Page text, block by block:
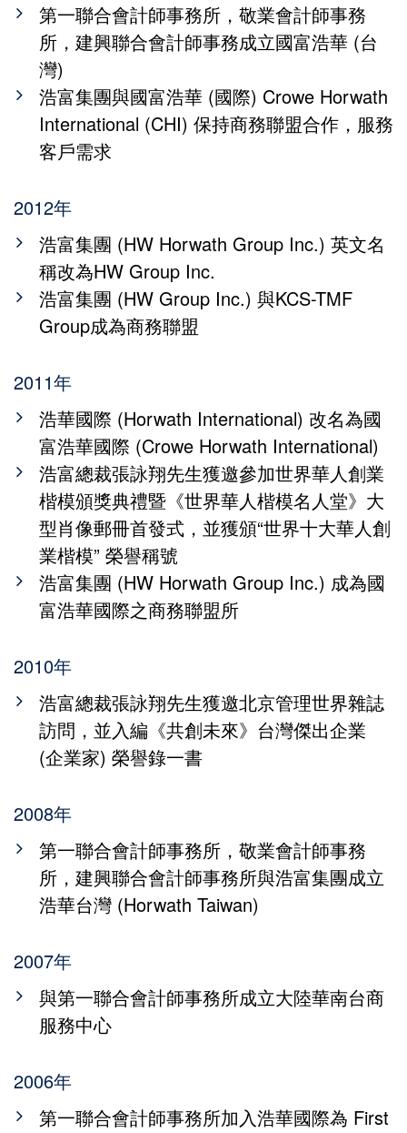
第一聯合會計師事務所，敬業會計師事務
所，建興聯合會計師事務成立國富浩華 (台
灣)
浩富集團與國富浩華 (國際) Crowe Horwath
International (CHI) 保持商務聯盟合作，服務
客戶需求
2012年
浩富集團 (HW Horwath Group Inc.) 英文名
稱改為HW Group Inc.
浩富集團 (HW Group Inc.) 與KCS-TMF
Group成為商務聯盟
2011年
浩華國際 (Horwath International) 改名為國
富浩華國際 (Crowe Horwath International)
浩富總裁張詠翔先生獲邀參加世界華人創業
楷模頒獎典禮暨《世界華人楷模名人堂》大
型肖像郵冊首發式，並獲頒“世界十大華人創
業楷模” 榮譽稱號
浩富集團 (HW Horwath Group Inc.) 成為國
富浩華國際之商務聯盟所
2010年
浩富總裁張詠翔先生獲邀北京管理世界雜誌
訪問，並入編《共創未來》台灣傑出企業
(企業家) 榮譽錄一書
2008年
第一聯合會計師事務所，敬業會計師事務
所，建興聯合會計師事務所與浩富集團成立
浩華台灣 (Horwath Taiwan)
2007年
與第一聯合會計師事務所成立大陸華南台商
服務中心
2006年
第一聯合會計師事務所加入浩華國際為 First